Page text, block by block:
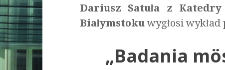
Dariusz Satuła z
Białymstokuwygłosi wykład
„Badania